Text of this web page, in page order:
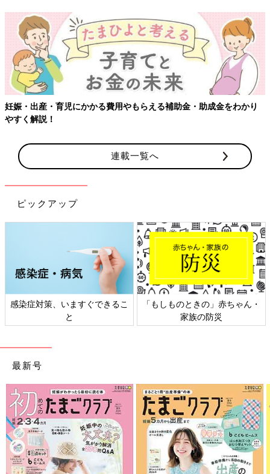
【ワクチン接種できるものも】妊婦の感染症対策、知っておいて
連載一覧へ
ピックアップ
・
日本外来小児科学会リーフレッ
ト検討会
六星占術 細木かおりさんの
相談
最新号